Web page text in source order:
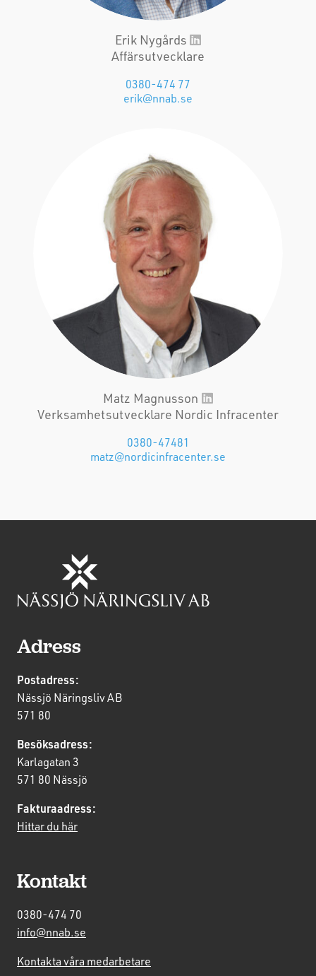
Erik Nygårds
Affärsutvecklare
0380-474 77
erik@nnab.se
Matz Magnusson
Verksamhetsutvecklare Nordic Infracenter
0380-47481
matz@nordicinfracenter.se
Adress
Postadress:
Nässjö Näringsliv AB
571 80
Besöksadress:
Karlagatan 3
571 80 Nässjö
Fakturaadress:
Hittar du här
Kontakt
0380-474 70
info@nnab.se
Kontakta våra medarbetare